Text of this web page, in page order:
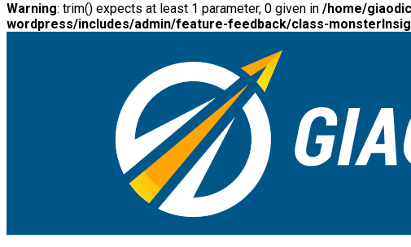
Warning: trim() expects at least 1 parameter, 0 given in /home/
wordpress/includes/admin/feature-feedback/class-